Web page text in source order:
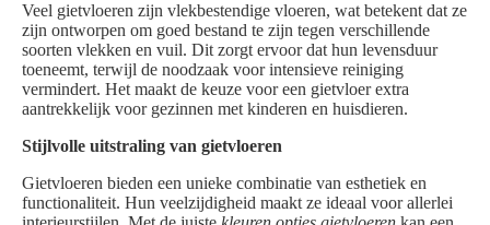
Veel gietvloeren zijn vlekbestendige vloeren, wat betekent dat ze
zijn ontworpen om goed bestand te zijn tegen verschillende
soorten vlekken en vuil. Dit zorgt ervoor dat hun levensduur
toeneemt, terwijl de noodzaak voor intensieve reiniging
vermindert. Het maakt de keuze voor een gietvloer extra
aantrekkelijk voor gezinnen met kinderen en huisdieren.
Stijlvolle uitstraling van gietvloeren
Gietvloeren bieden een unieke combinatie van esthetiek en
functionaliteit. Hun veelzijdigheid maakt ze ideaal voor allerlei